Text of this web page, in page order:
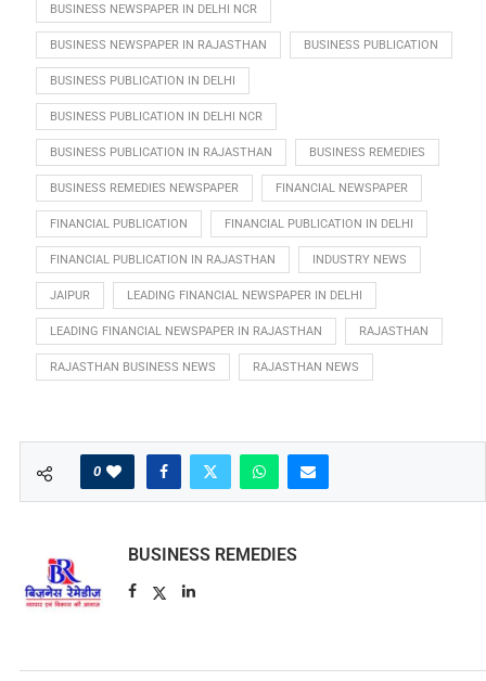
BUSINESS NEWSPAPER IN DELHI NCR
BUSINESS NEWSPAPER IN RAJASTHAN BUSINESS PUBLICATION
BUSINESS PUBLICATION IN DELHI
BUSINESS PUBLICATION IN DELHI NCR
BUSINESS PUBLICATION IN RAJASTHAN BUSINESS REMEDIES
BUSINESS REMEDIES NEWSPAPER FINANCIAL NEWSPAPER
FINANCIAL PUBLICATION FINANCIAL PUBLICATION IN DELHI
FINANCIAL PUBLICATION IN RAJASTHAN INDUSTRY NEWS
JAIPUR LEADING FINANCIAL NEWSPAPER IN DELHI
LEADING FINANCIAL NEWSPAPER IN RAJASTHAN RAJASTHAN
RAJASTHAN BUSINESS NEWS RAJASTHAN NEWS
0
BUSINESS REMEDIES